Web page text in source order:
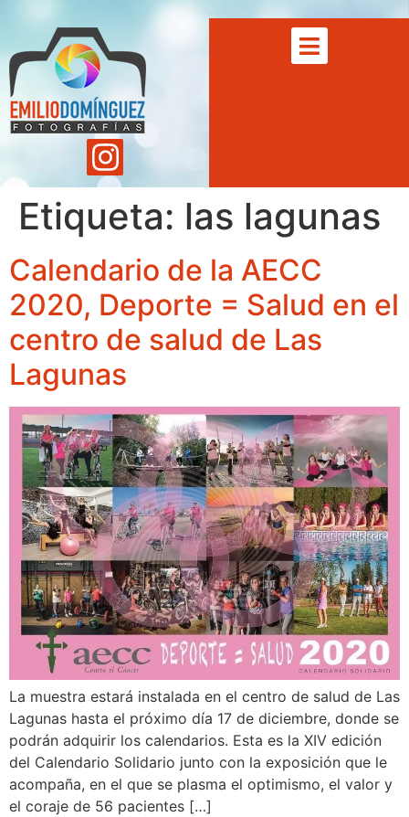
Etiqueta: las lagunas
Calendario de la AECC
2020, Deporte = Salud en el
centro de salud de Las
Lagunas
La muestra estará instalada en el centro de salud de Las
Lagunas hasta el próximo día 17 de diciembre, donde se
podrán adquirir los calendarios. Esta es la XIV edición
del Calendario Solidario junto con la exposición que le
acompaña, en el que se plasma el optimismo, el valor y
el coraje de 56 pacientes […]